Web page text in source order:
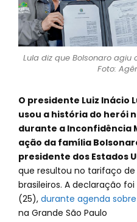
Lula diz que Bolsonaro
Foto:
O presidente Luiz Inácio
usou a história do herói
durante a Inconfidência
ação da família
presidente dos Estados
que resultou no tarifaço de
brasileiros. A declaração
(25), durante agenda sobre
na Grande São Paulo